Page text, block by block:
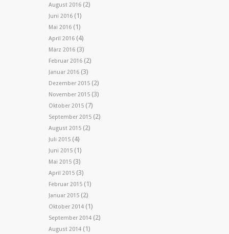
August 2016 (2)
Juni 2016 (1)
Mai 2016 (1)
April 2016 (4)
März 2016 (3)
Februar 2016 (2)
Januar 2016 (3)
Dezember 2015 (2)
November 2015 (3)
Oktober 2015 (7)
September 2015 (2)
August 2015 (2)
Juli 2015 (4)
Juni 2015 (1)
Mai 2015 (3)
April 2015 (3)
Februar 2015 (1)
Januar 2015 (2)
Oktober 2014 (1)
September 2014 (2)
August 2014 (1)